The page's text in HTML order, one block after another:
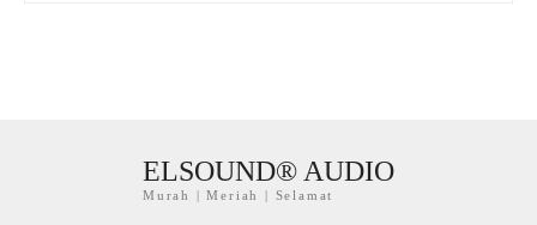
ELSOUND® AUDIO
Murah | Meriah | Selamat